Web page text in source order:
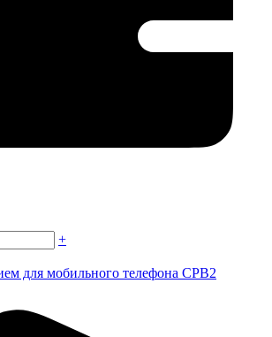
+
для мобильного телефона CPB2